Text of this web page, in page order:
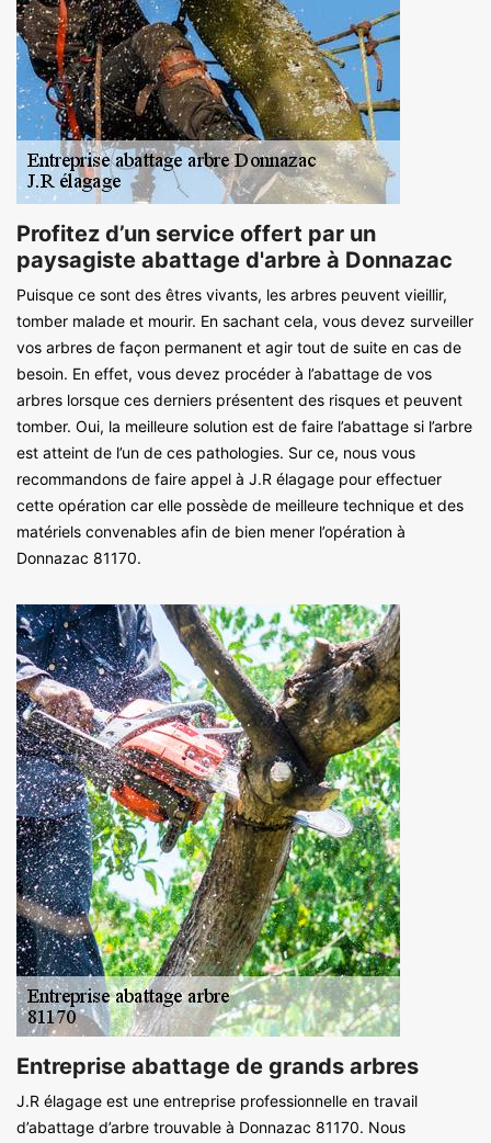
Profitez d’un service offert par un
paysagiste abattage d'arbre à Donnazac
Puisque ce sont des êtres vivants, les arbres peuvent vieillir,
tomber malade et mourir. En sachant cela, vous devez surveiller
vos arbres de façon permanent et agir tout de suite en cas de
besoin. En effet, vous devez procéder à l’abattage de vos
arbres lorsque ces derniers présentent des risques et peuvent
tomber. Oui, la meilleure solution est de faire l’abattage si l’arbre
est atteint de l’un de ces pathologies. Sur ce, nous vous
recommandons de faire appel à J.R élagage pour effectuer
cette opération car elle possède de meilleure technique et des
matériels convenables afin de bien mener l’opération à
Donnazac 81170.
Entreprise abattage de grands arbres
J.R élagage est une entreprise professionnelle en travail
d’abattage d’arbre trouvable à Donnazac 81170. Nous